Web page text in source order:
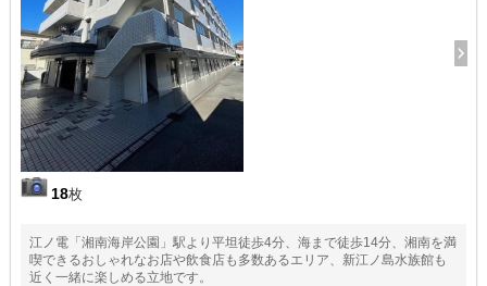
18枚
江ノ電「湘南海岸公園」駅より平坦徒歩4分、海まで徒歩14分、湘南を満
喫できるおしゃれなお店や飲食店も多数あるエリア、新江ノ島水族館も
近く一緒に楽しめる立地です。